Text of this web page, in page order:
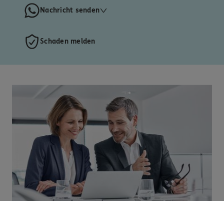
Nachricht senden
Schaden melden